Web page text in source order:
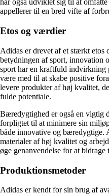
har også udviklet sig til at
appellerer til en bred vifte af
Etos og værdier
Adidas er drevet af et stærkt
betydningen af sport, innovation
sport har en kraftfuld indvirkning
være med til at skabe positive
levere produkter af høj kvalitet,
fulde potentiale.
Bæredygtighed er også en vigtig
forpligtet til at minimere sin
både innovative og bæredygtige.
materialer af høj kvalitet og
øge genanvendelse for at
Produktionsmetoder
Adidas er kendt for sin brug af